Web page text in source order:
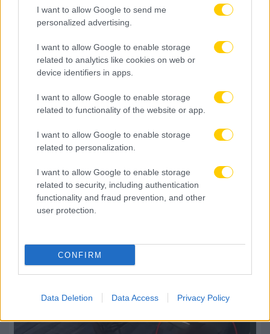
I want to allow Google to send me
personalized advertising.
I want to allow Google to enable storage
related to analytics like cookies on web or
device identifiers in apps.
I want to allow Google to enable storage
related to functionality of the website or app.
I want to allow Google to enable storage
related to personalization.
I want to allow Google to enable storage
related to security, including authentication
functionality and fraud prevention, and other
user protection.
CONFIRM
Data Deletion Data Access Privacy Policy
09.08.2026, 16:00
Αυστραλία: Πολίτες της χώρας οι πρώην διεθνείς
του Ιράν Πασαντιντέ και Ραμεζανιζαντέ